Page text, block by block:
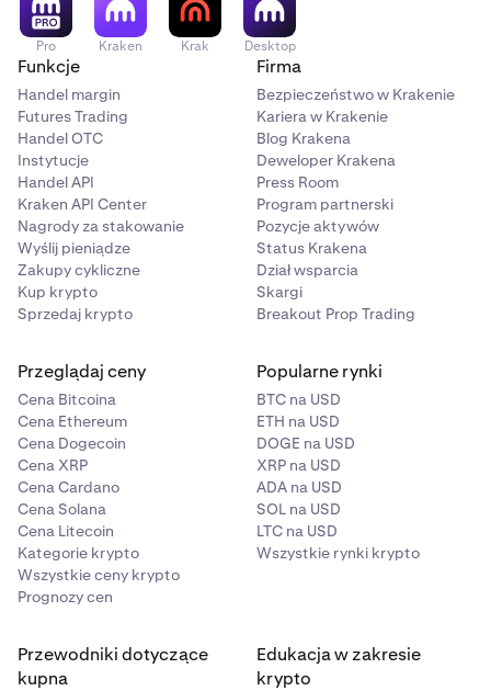
Pro Kraken Krak Desktop
Funkcje
Handel margin
Futures Trading
Handel OTC
Instytucje
Handel API
Kraken API Center
Nagrody za stakowanie
Wyślij pieniądze
Zakupy cykliczne
Kup krypto
Sprzedaj krypto
Firma
Bezpieczeństwo w Krakenie
Kariera w Krakenie
Blog Krakena
Deweloper Krakena
Press Room
Program partnerski
Pozycje aktywów
Status Krakena
Dział wsparcia
Skargi
Breakout Prop Trading
Przeglądaj ceny
Cena Bitcoina
Cena Ethereum
Cena Dogecoin
Cena XRP
Cena Cardano
Cena Solana
Cena Litecoin
Kategorie krypto
Wszystkie ceny krypto
Prognozy cen
Popularne rynki
BTC na USD
ETH na USD
DOGE na USD
XRP na USD
ADA na USD
SOL na USD
LTC na USD
Wszystkie rynki krypto
Przewodniki dotyczące
kupna
Edukacja w zakresie
krypto